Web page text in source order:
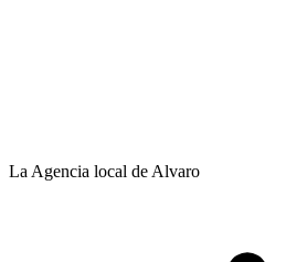
La Agencia local de Alvaro